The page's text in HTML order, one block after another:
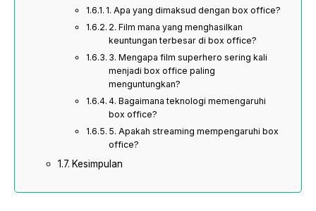
1. Apa yang dimaksud dengan box office?
2. Film mana yang menghasilkan
keuntungan terbesar di box office?
3. Mengapa film superhero sering kali
menjadi box office paling
menguntungkan?
4. Bagaimana teknologi memengaruhi
box office?
5. Apakah streaming mempengaruhi box
office?
Kesimpulan